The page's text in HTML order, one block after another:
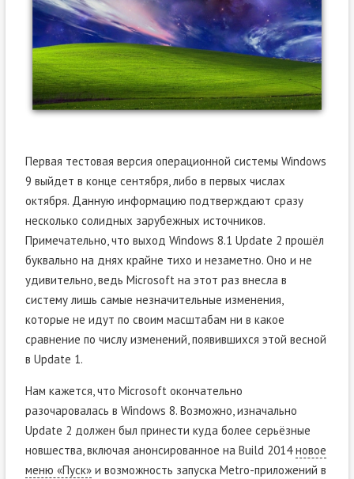
Первая тестовая версия операционной системы Windows
9 выйдет в конце сентября, либо в первых числах
октября. Данную информацию подтверждают сразу
несколько солидных зарубежных источников.
Примечательно, что выход Windows 8.1 Update 2 прошёл
буквально на днях крайне тихо и незаметно. Оно и не
удивительно, ведь Microsoft на этот раз внесла в
систему лишь самые незначительные изменения,
которые не идут по своим масштабам ни в какое
сравнение по числу изменений, появившихся этой весной
в Update 1.
Нам кажется, что Microsoft окончательно
разочаровалась в Windows 8. Возможно, изначально
Update 2 должен был принести куда более серьёзные
новшества, включая анонсированное на Build 2014новое
меню «Пуск»и возможность запуска Metro-приложений в